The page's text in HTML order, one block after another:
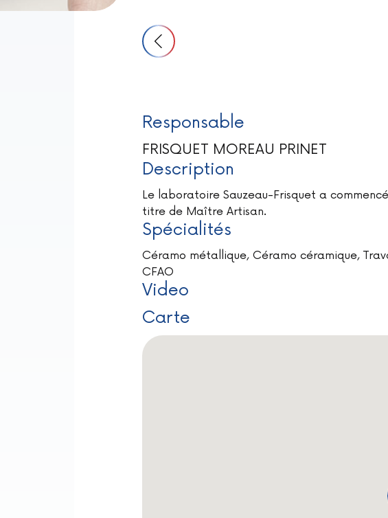
Responsable
FRISQUET MOREAU PRINET
Description
Le laboratoire Sauzeau-Frisquet a
titre de Maître Artisan.
Spécialités
Céramo métallique, Céramo céramique,
CFAO
Video
Carte